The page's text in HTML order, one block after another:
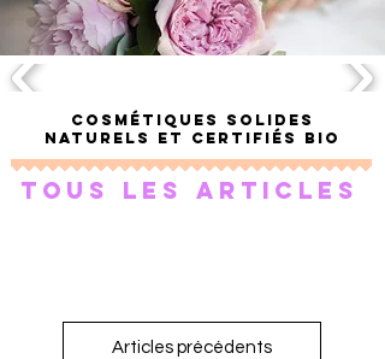
Cosmétiques solides
naturels et certifiés bio
Tous les articles
Articles précédents